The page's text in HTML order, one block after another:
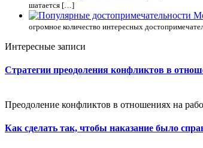
шатается […]
огромное количество интересных
Интересные записи
Стратегии преодоления конфликтов в
Преодоление конфликтов в отношениях на
Как сделать так, чтобы наказание было